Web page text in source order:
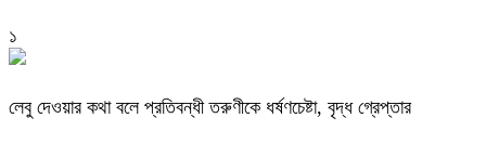
১
লেবু দেওয়ার কথা বলে প্রতিবন্ধী তরুণীকে ধর্ষণচেষ্টা, বৃদ্ধ গ্রেপ্তার